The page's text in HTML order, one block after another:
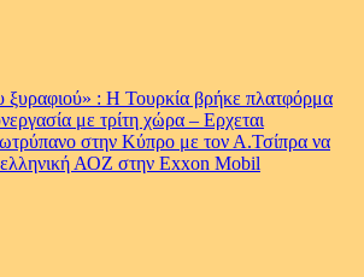
ξυραφιού» : Η Τουρκία βρήκε πλατφόρμα
με τρίτη χώρα – Ερχεται
στην Κύπρο με τον Α.Τσίπρα να
ελληνική ΑΟΖ στην Exxon Mobil